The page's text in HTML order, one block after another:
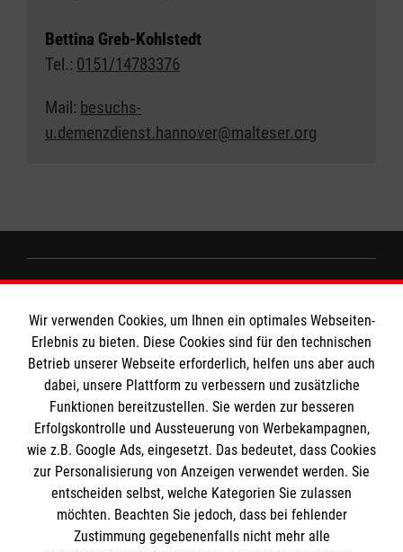
Bettina Greb-Kohlstedt
Tel.: 0151/14783376
Mail: besuchs-
u.demenzdienst.hannover@malteser.org
Impressum
Datenschutz
Barrierefreiheit
Kontakt
Presse
MPG Ansprechpartner
Den Beauftragten für Medizinproduktesicherheit
im Malteser Rettungsdienst und den
Einsatzdiensten der Malteser können Sie unter
gmb_mpg@malteser.orgkontaktieren.
Die Malteser
Malteser in Deutschland
Wir verwenden Cookies, um Ihnen ein optimales Webseiten-
Erlebnis zu bieten. Diese Cookies sind für den technischen
Betrieb unserer Webseite erforderlich, helfen uns aber auch
dabei, unsere Plattform zu verbessern und zusätzliche
Funktionen bereitzustellen. Sie werden zur besseren
Erfolgskontrolle und Aussteuerung von Werbekampagnen,
wie z.B. Google Ads, eingesetzt. Das bedeutet, dass Cookies
zur Personalisierung von Anzeigen verwendet werden. Sie
entscheiden selbst, welche Kategorien Sie zulassen
möchten. Beachten Sie jedoch, dass bei fehlender
Zustimmung gegebenenfalls nicht mehr alle